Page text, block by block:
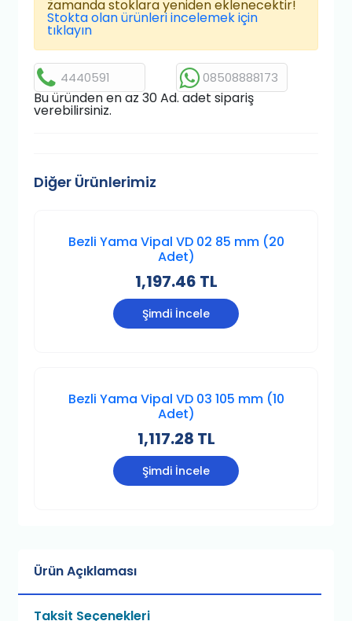
zamanda stoklara yeniden eklenecektir!
Stokta olan ürünleri incelemek için
tıklayın
4440591 08508888173
Bu üründen en az 30 Ad. adet sipariş
verebilirsiniz.
Diğer Ürünlerimiz
Bezli Yama Vipal VD 02 85 mm (20
Adet)
1,197.46 TL
Şimdi İncele
Bezli Yama Vipal VD 03 105 mm (10
Adet)
1,117.28 TL
Şimdi İncele
Ürün Açıklaması
Taksit Seçenekleri